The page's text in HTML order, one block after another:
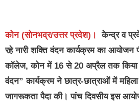
कोन (सोनभद्र/उत्तर प्रदेश)। केन्द्र व
रहे नारी शक्ति वंदन कार्यक्रम का आयोजन
कॉलेज, कोन में 16 से 20 अप्रैल तक किया
वंदन” कार्यक्रम ने छात्र-छात्राओं में
जागरूकता पैदा की। पांच दिवसीय इस